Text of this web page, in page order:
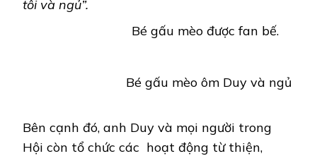
tôi và ngủ”.
Bé gấu mèo được fan bế.
Bé gấu mèo ôm Duy và ngủ
Bên cạnh đó, anh Duy và mọi người trong
Hội còn tổ chức các hoạt động từ thiện,